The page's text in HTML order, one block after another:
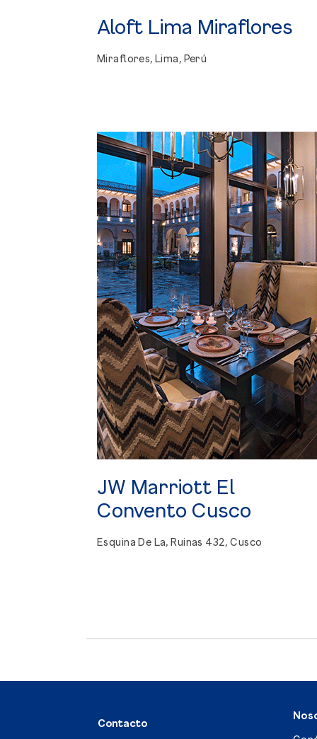
Aloft Lima Miraflores
Miraflores, Lima, Perú
JW Marriott El
Convento Cusco
Esquina De La, Ruinas 432, Cusco
Contacto